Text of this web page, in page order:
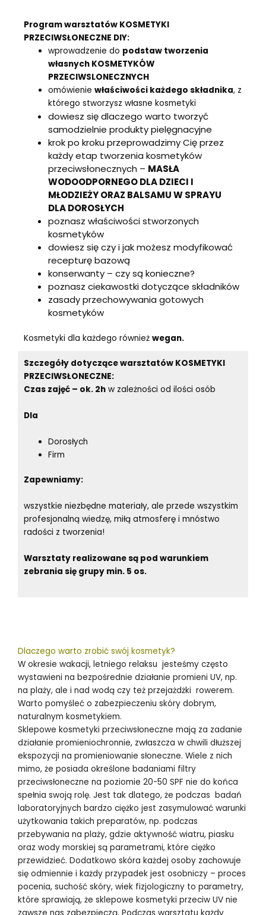
Program warsztatów KOSMETYKI
PRZECIWSŁONECZNE DIY:
wprowadzenie do podstaw tworzenia
własnych KOSMETYKÓW
PRZECIWSLONECZNYCH
omówieniewłaściwości każdego składnika, z
którego stworzysz własne kosmetyki
dowiesz się dlaczego warto tworzyć
samodzielnie produkty pielęgnacyjne
krok po kroku przeprowadzimy Cię przez
każdy etap tworzenia kosmetyków
przeciwsłonecznych – MASŁA
WODOODPORNEGO DLA DZIECI I
MŁODZIEŻY ORAZ BALSAMU W SPRAYU
DLA DOROSŁYCH
poznasz właściwości stworzonych
kosmetyków
dowiesz się czy i jak możesz modyfikować
recepturę bazową
konserwanty – czy są konieczne?
poznasz ciekawostki dotyczące składników
zasady przechowywania gotowych
kosmetyków
Kosmetyki dla każdego również wegan.
Szczegóły dotyczące warsztatów KOSMETYKI
PRZECIWSŁONECZNE:
Czas zajęć – ok. 2h w zależności od ilości osób
Dla
Dorosłych
Firm
Zapewniamy:
wszystkie niezbędne materiały, ale przede wszystkim
profesjonalną wiedzę, miłą atmosferę i mnóstwo
radości z tworzenia!
Warsztaty realizowane są pod warunkiem
zebrania się grupy min. 5 os.
Dlaczego warto zrobić swój kosmetyk?
W okresie wakacji, letniego relaksu jesteśmy często
wystawieni na bezpośrednie działanie promieni UV, np.
na plaży, ale i nad wodą czy też przejażdżki rowerem.
Warto pomyśleć o zabezpieczeniu skóry dobrym,
naturalnym kosmetykiem.
Sklepowe kosmetyki przeciwsłoneczne mają za zadanie
działanie promieniochronnie, zwłaszcza w chwili dłuższej
ekspozycji na promieniowanie słoneczne. Wiele z nich
mimo, że posiada określone badaniami filtry
przeciwsłoneczne na poziomie 20-50 SPF nie do końca
spełnia swoją rolę. Jest tak dlatego, że podczas badań
laboratoryjnych bardzo ciężko jest zasymulować warunki
użytkowania takich preparatów, np. podczas
przebywania na plaży, gdzie aktywność wiatru, piasku
oraz wody morskiej są parametrami, które ciężko
przewidzieć. Dodatkowo skóra każdej osoby zachowuje
się odmiennie i każdy przypadek jest osobniczy – proces
pocenia, suchość skóry, wiek fizjologiczny to parametry,
które sprawiają, że sklepowe kosmetyki przeciw UV nie